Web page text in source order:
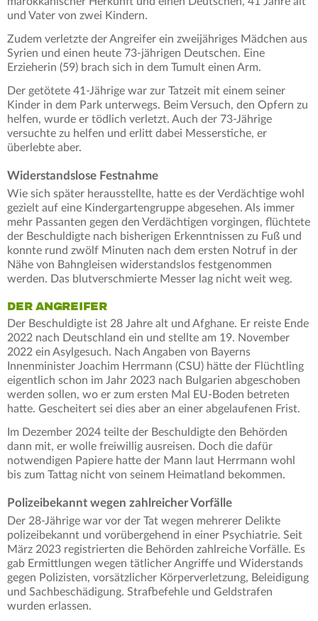
und Vater von zwei Kindern.
Zudem verletzte der Angreifer ein zweijähriges Mädchen aus
Syrien und einen heute 73-jährigen Deutschen. Eine
Erzieherin (59) brach sich in dem Tumult einen Arm.
Der getötete 41-Jährige war zur Tatzeit mit einem seiner
Kinder in dem Park unterwegs. Beim Versuch, den Opfern zu
helfen, wurde er tödlich verletzt. Auch der 73-Jährige
versuchte zu helfen und erlitt dabei Messerstiche, er
überlebte aber.
Widerstandslose Festnahme
Wie sich später herausstellte, hatte es der Verdächtige wohl
gezielt auf eine Kindergartengruppe abgesehen. Als immer
mehr Passanten gegen den Verdächtigen vorgingen, flüchtete
der Beschuldigte nach bisherigen Erkenntnissen zu Fuß und
konnte rund zwölf Minuten nach dem ersten Notruf in der
Nähe von Bahngleisen widerstandslos festgenommen
werden. Das blutverschmierte Messer lag nicht weit weg.
DER ANGREIFER
Der Beschuldigte ist 28 Jahre alt und Afghane. Er reiste Ende
2022 nach Deutschland ein und stellte am 19. November
2022 ein Asylgesuch. Nach Angaben von Bayerns
Innenminister Joachim Herrmann (CSU) hätte der Flüchtling
eigentlich schon im Jahr 2023 nach Bulgarien abgeschoben
werden sollen, wo er zum ersten Mal EU-Boden betreten
hatte. Gescheitert sei dies aber an einer abgelaufenen Frist.
Im Dezember 2024 teilte der Beschuldigte den Behörden
dann mit, er wolle freiwillig ausreisen. Doch die dafür
notwendigen Papiere hatte der Mann laut Herrmann wohl
bis zum Tattag nicht von seinem Heimatland bekommen.
Polizeibekannt wegen zahlreicher Vorfälle
Der 28-Jährige war vor der Tat wegen mehrerer Delikte
polizeibekannt und vorübergehend in einer Psychiatrie. Seit
März 2023 registrierten die Behörden zahlreiche Vorfälle. Es
gab Ermittlungen wegen tätlicher Angriffe und Widerstands
gegen Polizisten, vorsätzlicher Körperverletzung, Beleidigung
und Sachbeschädigung. Strafbefehle und Geldstrafen
wurden erlassen.